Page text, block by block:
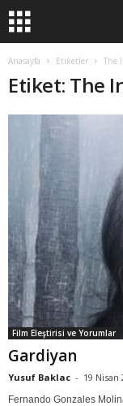
Anasayfa Etiketler The
Etiket: The
Film Eleştirisi ve Yorumlar
Gardiyan
Yusuf Baklac - 19 Nisan
Fernando Gonzales